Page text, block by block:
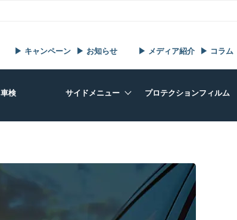
▶ キャンペーン ▶ お知らせ ▶ メディア紹介 ▶ コラム
車検 サイドメニュー プロテクションフィルム